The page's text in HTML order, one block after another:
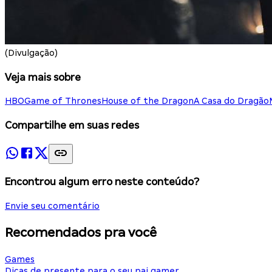
(Divulgação)
Veja mais sobre
HBOGame of ThronesHouse of the DragonA Casa do Dragão
Compartilhe em suas redes
Encontrou algum erro neste conteúdo?
Envie seu comentário
Recomendados pra você
Games